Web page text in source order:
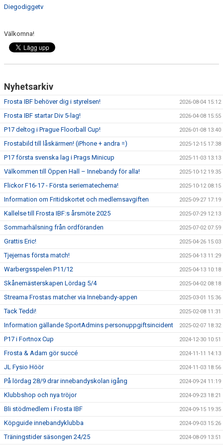
Diegodiggetv
Välkomna!
Nyhetsarkiv
Frosta IBF behöver dig i styrelsen! 2026-08-04 15:12
Frosta IBF startar Div 5-lag! 2026-04-08 15:55
P17 deltog i Prague Floorball Cup! 2026-01-08 13:40
Frostabild till låskärmen! (iPhone + andra =) 2025-12-15 17:38
P17 första svenska lag i Prags Minicup 2025-11-03 13:13
Välkommen till Öppen Hall – Innebandy för alla! 2025-10-12 19:35
Flickor F16-17 - Första seriematecherna! 2025-10-12 08:15
Information om Fritidskortet och medlemsavgiften 2025-09-27 17:19
Kallelse till Frosta IBF:s årsmöte 2025 2025-07-29 12:13
Sommarhälsning från ordföranden 2025-07-02 07:59
Grattis Eric! 2025-04-26 15:03
Tjejernas första match! 2025-04-13 11:29
Warbergsspelen P11/12 2025-04-13 10:18
Skånemästerskapen Lördag 5/4 2025-04-02 08:18
Streama Frostas matcher via Innebandy-appen 2025-03-01 15:36
Tack Teddi! 2025-02-08 11:31
Information gällande SportAdmins personuppgiftsincident 2025-02-07 18:32
P17 i Fortnox Cup 2024-12-30 10:51
Frosta & Adam gör succé 2024-11-11 14:13
JL Fysio Höör 2024-11-03 18:56
På lördag 28/9 drar innebandyskolan igång 2024-09-24 11:19
Klubbshop och nya tröjor 2024-09-23 18:21
Bli stödmedlem i Frosta IBF 2024-09-15 19:35
Köpguide innebandyklubba 2024-09-03 15:26
Träningstider säsongen 24/25 2024-08-09 13:51